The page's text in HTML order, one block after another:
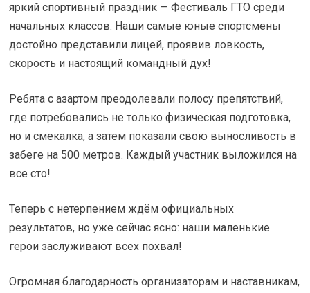
яркий спортивный праздник — Фестиваль ГТО среди
начальных классов. Наши самые юные спортсмены
достойно представили лицей, проявив ловкость,
скорость и настоящий командный дух!
Ребята с азартом преодолевали полосу препятствий,
где потребовались не только физическая подготовка,
но и смекалка, а затем показали свою выносливость в
забеге на 500 метров. Каждый участник выложился на
все сто!
Теперь с нетерпением ждём официальных
результатов, но уже сейчас ясно: наши маленькие
герои заслуживают всех похвал!
Огромная благодарность организаторам и наставникам,